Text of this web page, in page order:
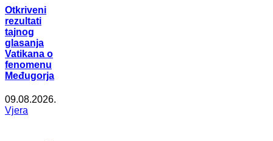
Otkriveni
rezultati
tajnog
glasanja
Vatikana o
fenomenu
Međugorja
09.08.2026.
Vjera